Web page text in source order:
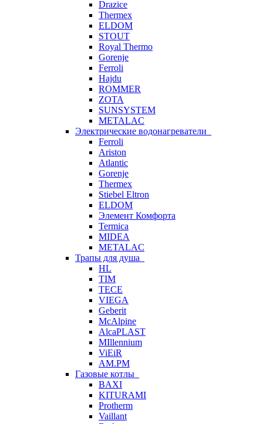
Drazice
Thermex
ELDOM
STOUT
Royal Thermo
Gorenje
Ferroli
Hajdu
ROMMER
ZOTA
SUNSYSTEM
METALAC
Электрические водонагреватели
Ferroli
Ariston
Atlantic
Gorenje
Thermex
Stiebel Eltron
ELDOM
Элемент Комфорта
Termica
MIDEA
METALAC
Трапы для душа
HL
TIM
TECE
VIEGA
Geberit
McAlpine
AlcaPLAST
MIllennium
ViEiR
AM.PM
Газовые котлы
BAXI
KITURAMI
Protherm
Vaillant